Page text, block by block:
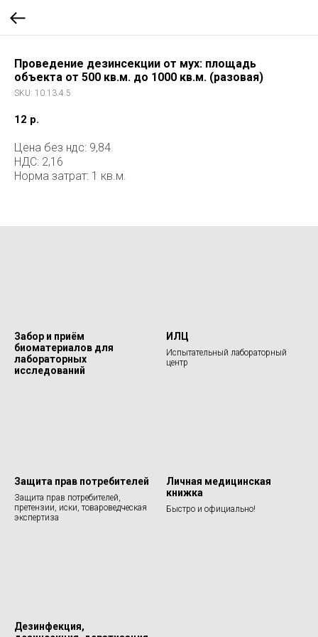
Проведение дезинсекции от мух: площадь
объекта от 500 кв.м. до 1000 кв.м. (разовая)
SKU: 10.13.4.5
12 р.
Цена без ндс: 9,84
НДС: 2,16
Норма затрат: 1 кв.м.
Забор и приём
биоматериалов для
лабораторных
исследований
ИЛЦ
Испытательный лабораторный
центр
Защита прав потребителей
Защита прав потребителей,
претензии, иски, товароведческая
экспертиза
Личная медицинская
книжка
Быстро и официально!
Дезинфекция,